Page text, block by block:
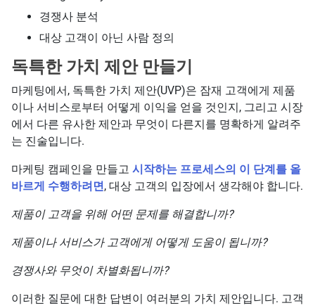
경쟁사 분석
대상 고객이 아닌 사람 정의
독특한 가치 제안 만들기
마케팅에서, 독특한 가치 제안(UVP)은 잠재 고객에게 제품
이나 서비스로부터 어떻게 이익을 얻을 것인지, 그리고 시장
에서 다른 유사한 제안과 무엇이 다른지를 명확하게 알려주
는 진술입니다.
마케팅 캠페인을 만들고 시작하는 프로세스의 이 단계를 올
바르게 수행하려면, 대상 고객의 입장에서 생각해야 합니다.
제품이 고객을 위해 어떤 문제를 해결합니까?
제품이나 서비스가 고객에게 어떻게 도움이 됩니까?
경쟁사와 무엇이 차별화됩니까?
이러한 질문에 대한 답변이 여러분의 가치 제안입니다. 고객